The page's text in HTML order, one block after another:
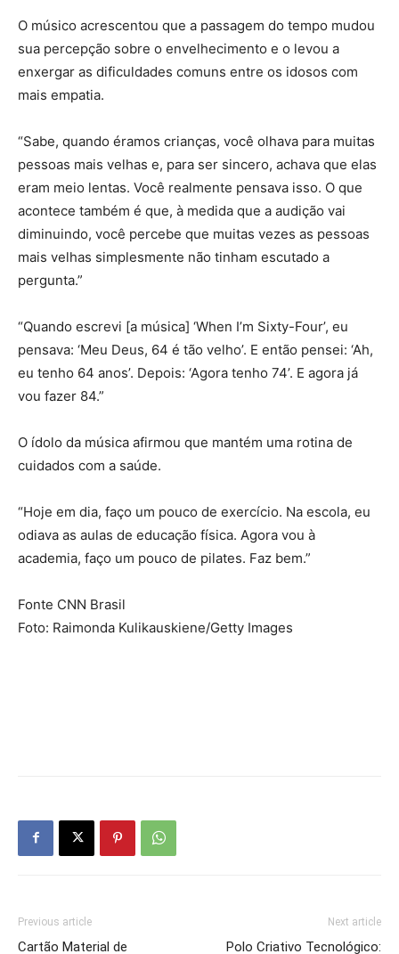
O músico acrescentou que a passagem do tempo mudou
sua percepção sobre o envelhecimento e o levou a
enxergar as dificuldades comuns entre os idosos com
mais empatia.
“Sabe, quando éramos crianças, você olhava para muitas
pessoas mais velhas e, para ser sincero, achava que elas
eram meio lentas. Você realmente pensava isso. O que
acontece também é que, à medida que a audição vai
diminuindo, você percebe que muitas vezes as pessoas
mais velhas simplesmente não tinham escutado a
pergunta.”
“Quando escrevi [a música] ‘When I’m Sixty-Four’, eu
pensava: ‘Meu Deus, 64 é tão velho’. E então pensei: ‘Ah,
eu tenho 64 anos’. Depois: ‘Agora tenho 74’. E agora já
vou fazer 84.”
O ídolo da música afirmou que mantém uma rotina de
cuidados com a saúde.
“Hoje em dia, faço um pouco de exercício. Na escola, eu
odiava as aulas de educação física. Agora vou à
academia, faço um pouco de pilates. Faz bem.”
Fonte CNN Brasil
Foto: Raimonda Kulikauskiene/Getty Images
Previous article
Cartão Material de
Next article
Polo Criativo Tecnológico: